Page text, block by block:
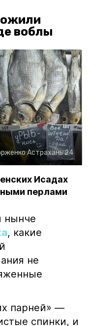
воблы
Астрахань 24
Исадах
перлами
нынче
, какие
не
парней» —
спинки, и